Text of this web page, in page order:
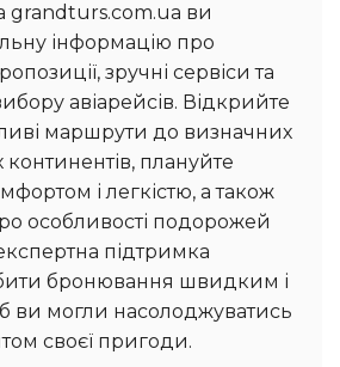
grandturs.com.ua ви
інформацію про
зручні сервіси та
авіарейсів. Відкрийте
маршрути до визначних
континентів, плануйте
і легкістю, а також
особливості подорожей
підтримка
бронювання швидким і
ви могли насолоджуватись
своєї пригоди.